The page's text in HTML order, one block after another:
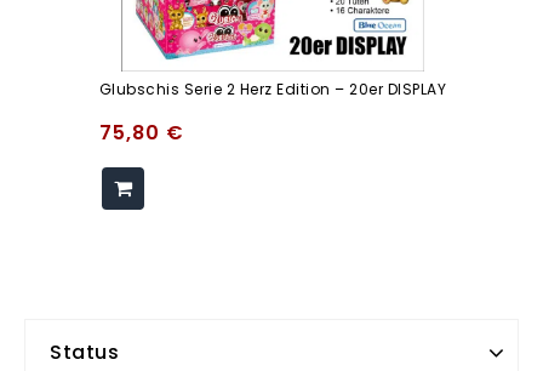
Glubschis Serie 2 Herz Edition – 20er DISPLAY
75,80 €
Status